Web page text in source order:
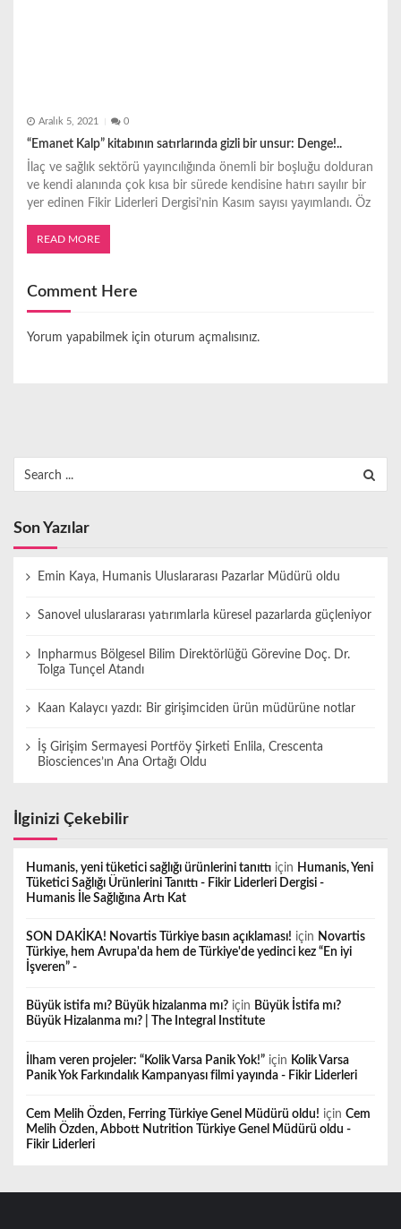
Aralık 5, 2021 0
“Emanet Kalp” kitabının satırlarında gizli bir unsur: Denge!..
İlaç ve sağlık sektörü yayıncılığında önemli bir boşluğu dolduran
ve kendi alanında çok kısa bir sürede kendisine hatırı sayılır bir
yer edinen Fikir Liderleri Dergisi’nin Kasım sayısı yayımlandı. Öz
READ MORE
Comment Here
Yorum yapabilmek için oturum açmalısınız.
for:
Son Yazılar
Emin Kaya, Humanis Uluslararası Pazarlar Müdürü oldu
Sanovel uluslararası yatırımlarla küresel pazarlarda güçleniyor
Inpharmus Bölgesel Bilim Direktörlüğü Görevine Doç. Dr.
Tolga Tunçel Atandı
Kaan Kalaycı yazdı: Bir girişimciden ürün müdürüne notlar
İş Girişim Sermayesi Portföy Şirketi Enlila, Crescenta
Biosciences’ın Ana Ortağı Oldu
İlginizi Çekebilir
Humanis, yeni tüketici sağlığı ürünlerini tanıttı için Humanis, Yeni
Tüketici Sağlığı Ürünlerini Tanıttı - Fikir Liderleri Dergisi -
Humanis İle Sağlığına Artı Kat
SON DAKİKA! Novartis Türkiye basın açıklaması! için Novartis
Türkiye, hem Avrupa'da hem de Türkiye'de yedinci kez “En iyi
İşveren” -
Büyük istifa mı? Büyük hizalanma mı? için Büyük İstifa mı?
Büyük Hizalanma mı? | The Integral Institute
İlham veren projeler: “Kolik Varsa Panik Yok!” için Kolik Varsa
Panik Yok Farkındalık Kampanyası filmi yayında - Fikir Liderleri
Cem Melih Özden, Ferring Türkiye Genel Müdürü oldu! için Cem
Melih Özden, Abbott Nutrition Türkiye Genel Müdürü oldu -
Fikir Liderleri